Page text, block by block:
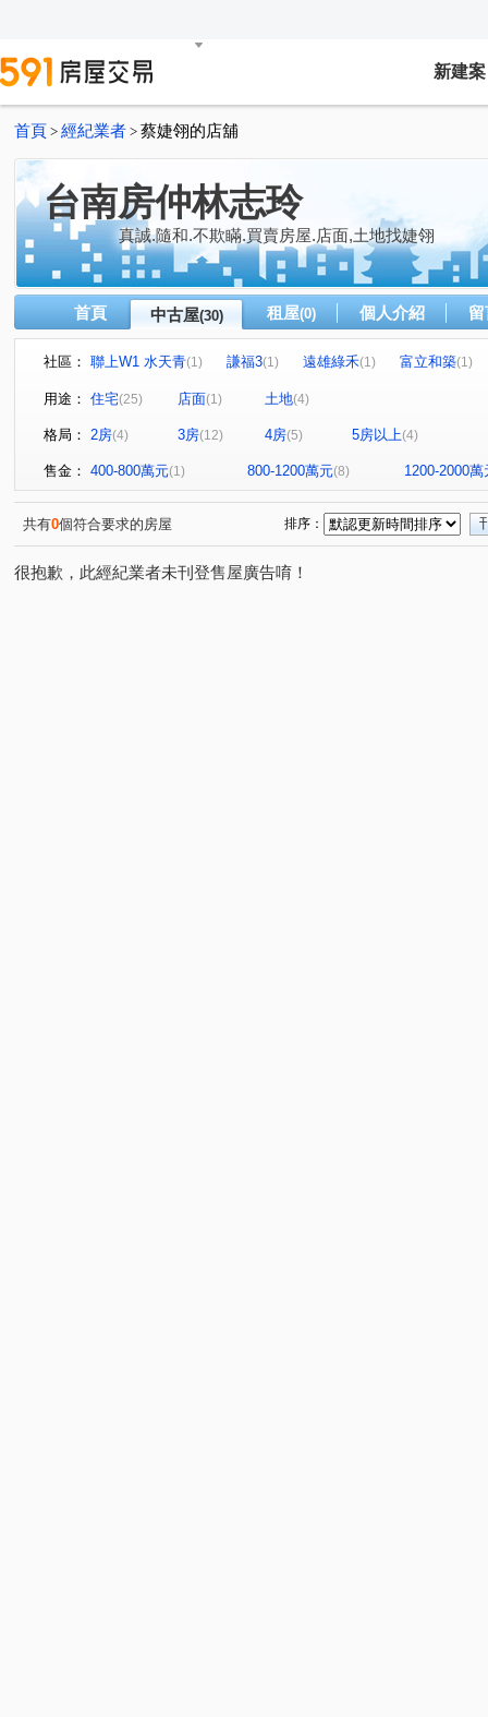
新建案
首頁 > 經紀業者 > 蔡婕翎的店舖
台南房仲林志玲
真誠.隨和.不欺瞞.買賣房屋.店面,土地找婕翎
首頁 中古屋(30) 租屋(0) 個人介紹
社區： 聯上W1 水天青(1) 謙福3(1) 遠雄綠禾(1) 富立和築(1)
遠雄北府苑 愛上日東昇 (1)
地中海
卓悅6(1) 水舞川(1) 富農街一段(2)
永華一街(1) 喜樹路(1) 崇賢三路 (1) 新吉
文成一路(1) 府前路一段(1) 仁和路(1) 永華路二段(1)
富農街二段(1) 海安路三段(1) 林森路三段
長榮路五段(1) 中華北路一段(1) 育平路(1) 州安一街(1)
用途： 住宅(25) 店面(1) 土地(4)
格局： 2房(4) 3房(12) 4房(5) 5房以上(4)
售金： 400-800萬元(1) 800-1200萬元(8) 1200-2000萬
共有0個符合要求的房屋 排序：
很抱歉，此經紀業者未刊登售屋廣告唷！